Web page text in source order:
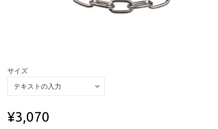
サイズ
¥3,070